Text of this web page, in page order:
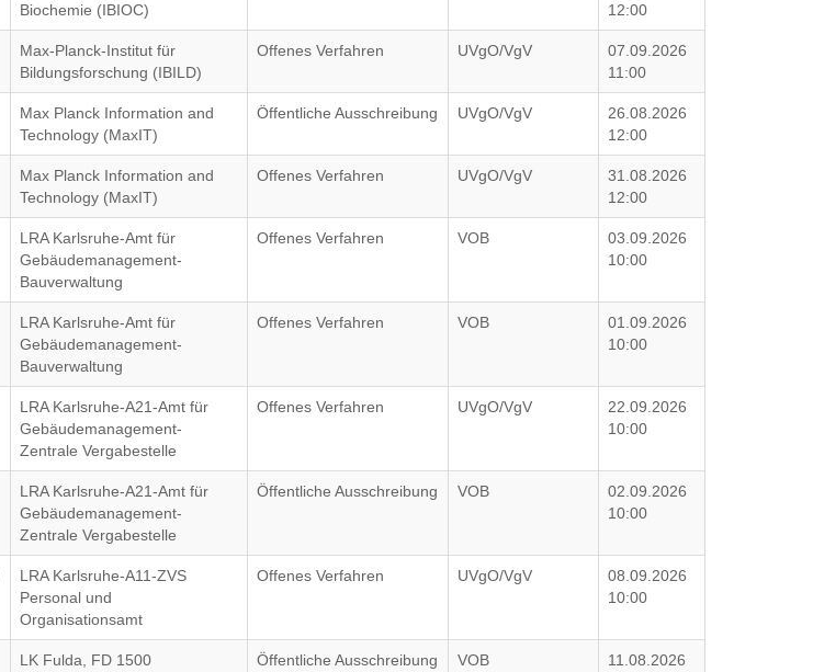
Biochemie (IBIOC)
12:00
Max-Planck-Institut für
Bildungsforschung (IBILD)
Offenes Verfahren UVgO/VgV
07.09.2026
11:00
Max Planck Information and
Technology (MaxIT)
Öffentliche Ausschreibung UVgO/VgV
26.08.2026
12:00
Max Planck Information and
Technology (MaxIT)
Offenes Verfahren UVgO/VgV
31.08.2026
12:00
LRA Karlsruhe-Amt für
Gebäudemanagement-
Bauverwaltung
Offenes Verfahren VOB
03.09.2026
10:00
LRA Karlsruhe-Amt für
Gebäudemanagement-
Bauverwaltung
Offenes Verfahren VOB
01.09.2026
10:00
LRA Karlsruhe-A21-Amt für
Gebäudemanagement-
Zentrale Vergabestelle
Offenes Verfahren UVgO/VgV
22.09.2026
10:00
LRA Karlsruhe-A21-Amt für
Gebäudemanagement-
Zentrale Vergabestelle
Öffentliche Ausschreibung VOB
02.09.2026
10:00
LRA Karlsruhe-A11-ZVS
Personal und
Organisationsamt
Offenes Verfahren UVgO/VgV
08.09.2026
10:00
LK Fulda, FD 1500
Öffentliche Ausschreibung VOB
11.08.2026